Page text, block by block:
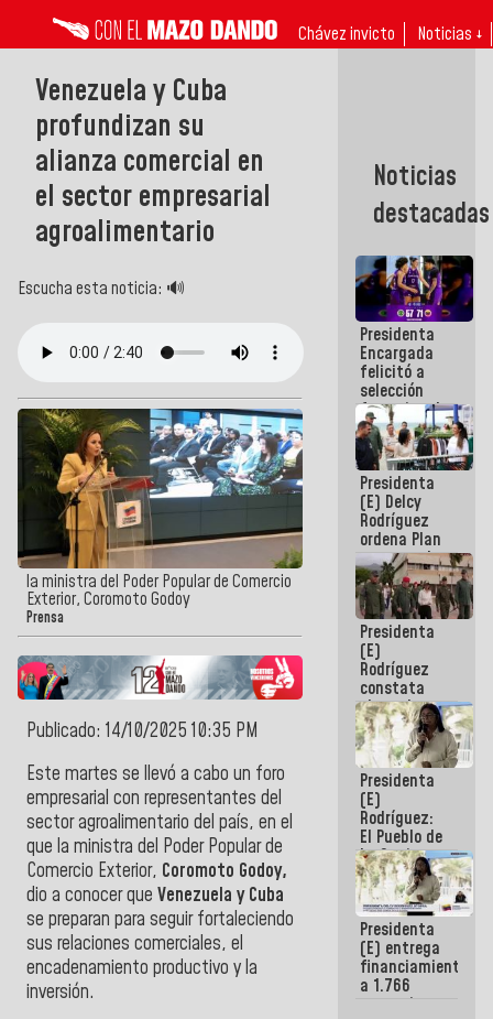
Chávez invicto Noticias ↓
Venezuela y Cuba
profundizan su
alianza comercial en
el sector empresarial
agroalimentario
Escucha esta noticia: 🔊
la ministra del Poder Popular de Comercio
Exterior, Coromoto Godoy
Prensa
Publicado: 14/10/2025 10:35 PM
Este martes se llevó a cabo un foro
empresarial con representantes del
sector agroalimentario del país, en el
que la ministra del Poder Popular de
Comercio Exterior, Coromoto Godoy,
dio a conocer que Venezuela y Cuba
se preparan para seguir fortaleciendo
sus relaciones comerciales, el
encadenamiento productivo y la
inversión.
Noticias
destacadas
Presidenta
Encargada
felicitó a
selección
femenina de
baloncesto
por su
clasificación
a la
AmeriCup
2027
Presidenta
(E) Delcy
Rodríguez
ordena Plan
maestro de
desarrollo
logístico y
turístico
para La
Guaira
Presidenta
(E)
Rodríguez
constata
obras de
rehabilitación
de Escuela
Militar de
Mamo en La
Guaira
Presidenta
(E)
Rodríguez:
El Pueblo de
La Guaira
siempre
estará
acompañada
por el
Gobierno
Nacional
Presidenta
(E) entrega
financiamientos
a 1.766
comerciantes